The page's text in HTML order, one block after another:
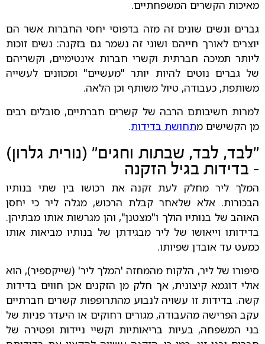
מאיכות הקשרים המשפחתיים.
גברים ונשים שונים זה מזה בדפוסי יחסי החברות אשר הם
יוצרים לאורך חייהם ושוני זה נשמר גם בזקנה: נשים זוכות
ליותר תמיכה חברתית וקשרי חברות אינטימיים, וקשריהם
של גברים נוטים להיות יותר "מעשיים" ומכוונים לעשייה
משותפת, כעבודה, טיול משותף וכן הלאה.
למרות חשיבותם הרבה של קשרים חברתיים, סובלים רבים
מן הקשישים מתחושת בדידות.
"לבד, לבד, שבתות וחגים" (נורית גלרון)
- בדידות בגיל הזקנה
המלך ליר מחלק לעת זקנה את רכושו בין שתי בנותיו
הבכורות. אלא שלאחר קבלת הרכוש, מגלה ליר כי יחסן
האוהב של בנותיו הולך ו"מצטנן", והן מגרשות אותו מבתיהן.
בדידותו וייאושו של ליר מבגידתן של בנותיו מביאות אותו
כמעט עד אובדן שפיותו.
סיפורו של ליר, הלקוח מהמחזה 'המלך ליר' (שייקספיר), הוא
אולי דוגמא קיצונית, אך חלק מן הזקנים אכן חווים בדידות
קשה. בדידות זו עשויה לנבוע מהתרופפות קשרים חברתיים
עקב הפרישה מהעבודה, מגורים רחוקים או היעדר פניות של
בני המשפחה, בעיות בריאותיות וקשיי ניידות ופטירה של